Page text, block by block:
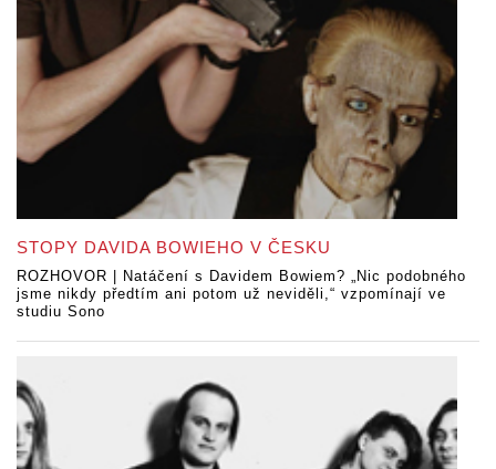
STOPY DAVIDA BOWIEHO V ČESKU
ROZHOVOR | Natáčení s Davidem Bowiem? „Nic podobného
jsme nikdy předtím ani potom už neviděli,“ vzpomínají ve
studiu Sono